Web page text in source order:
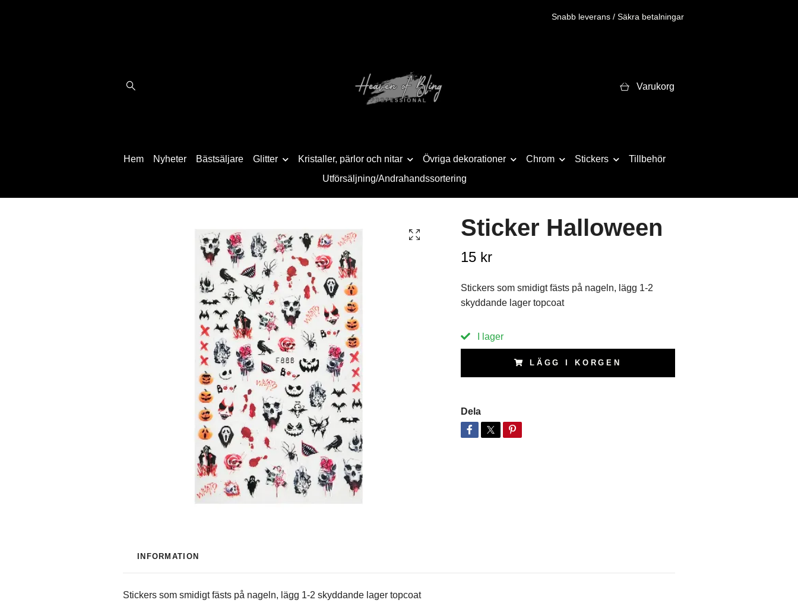
Snabb leverans / Säkra betalningar
Varukorg
Hem Nyheter Bästsäljare Glitter Kristaller, pärlor och nitar Övriga dekorationer Chrom Stickers
Tillbehör
Utförsäljning/Andrahandssortering
Sticker Halloween
15 kr
Stickers som smidigt fästs på nageln, lägg 1-2
skyddande lager topcoat
I lager
LÄGG I KORGEN
Dela
INFORMATION
Stickers som smidigt fästs på nageln, lägg 1-2 skyddande lager topcoat